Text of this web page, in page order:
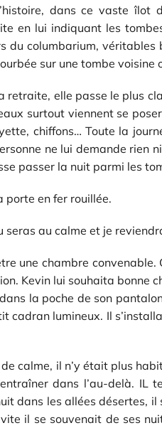
dans ce vaste îlot
en lui indiquant les
du columbarium,
sur une tombe
elle passe le plus
surtout viennent se
chiffons… Toute la
ne lui demande rien
passer la nuit parmi les
porte en fer rouillée.
au calme et je
une chambre
Kevin lui souhaita bonne
la poche de son
lumineux. Il
calme, il n’y était plus
dans l’au-delà. IL
dans les allées désertes,
il se souvenait de ses